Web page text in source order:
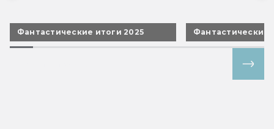
Фантастические итоги 2025 Фантастические